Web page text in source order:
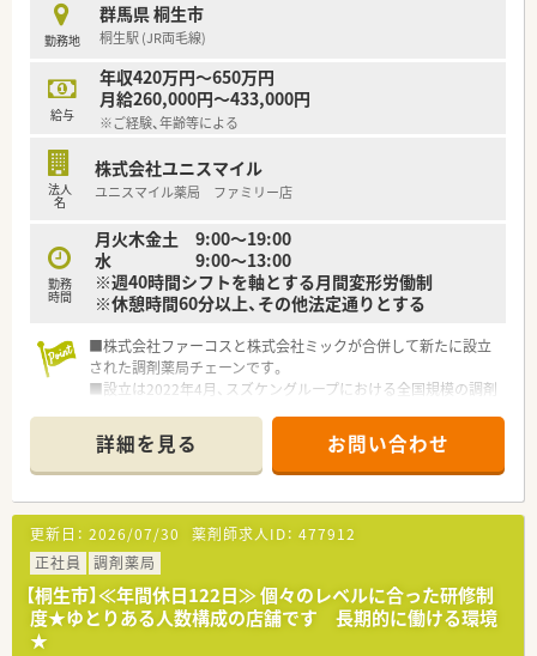
勤務地
群馬県 桐生市
桐生駅 (JR両毛線)
給与
年収420万円～650万円
月給260,000円～433,000円
※ご経験、年齢等による
法人
名
株式会社ユニスマイル
ユニスマイル薬局 ファミリー店
勤務
時間
月火木金土 9:00～19:00
水 9:00～13:00
※週40時間シフトを軸とする月間変形労働制
※休憩時間60分以上、その他法定通りとする
■株式会社ファーコスと株式会社ミックが合併して新たに設立
された調剤薬局チェーンです。
■設立は2022年4月、スズケングループにおける全国規模の調剤
■2社が培ってきたノウハウと企業の良さを融合し、より安定し
た経営基盤から、成長スピードを加速させていきます。
■コーポレートメッセージは「あなたに今、わたしができるこ
と」。
■正社員には全国・広域・都道府県限定・自宅通勤の4コースを用
意。
■全国・広域・都道府県限定コースの方には充実の住宅補助制度
が適用されます。
■住居は法人契約なので初期費用時の自己負担はほとんどあり
ません。
詳細を見る お問い合わせ
更新日： 2026/07/30 薬剤師求人ID： 477912
正社員
調剤薬局
【桐生市】≪年間休日122日≫ 個々のレベルに合った研修制
度★ゆとりある人数構成の店舗です 長期的に働ける環境
★